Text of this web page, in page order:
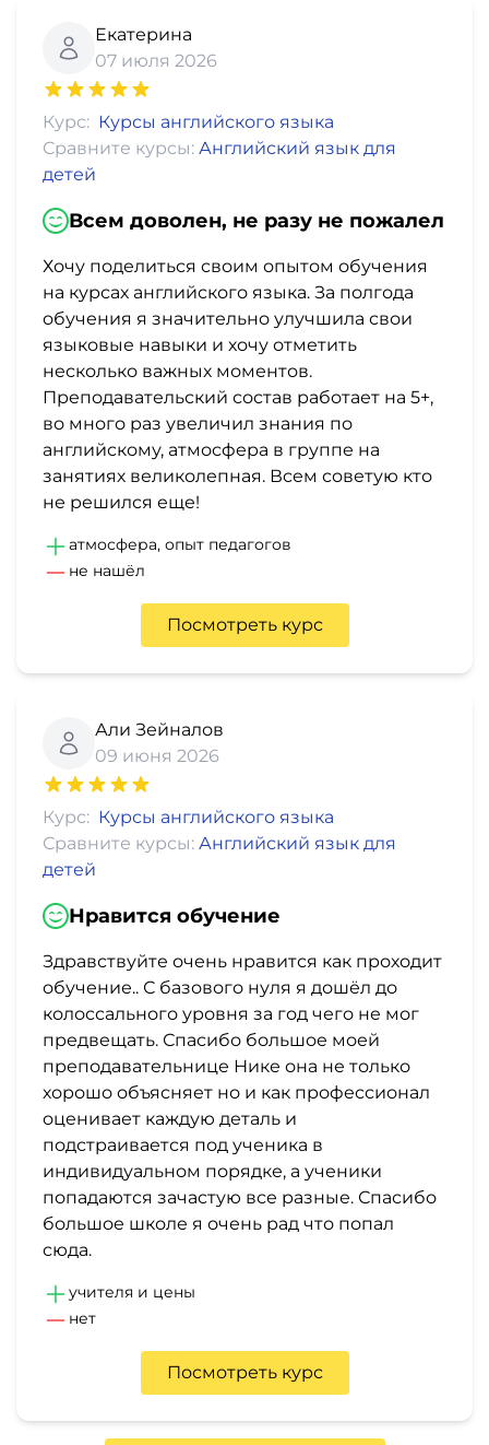
Екатерина
07 июля 2026
Курс: Курсы английского языка
Сравните курсы: Английский язык для
детей
Всем доволен, не разу не пожалел
Хочу поделиться своим опытом обучения
на курсах английского языка. За полгода
обучения я значительно улучшила свои
языковые навыки и хочу отметить
несколько важных моментов.
Преподавательский состав работает на 5+,
во много раз увеличил знания по
английскому, атмосфера в группе на
занятиях великолепная. Всем советую кто
не решился еще!
атмосфера, опыт педагогов
не нашёл
Посмотреть курс
Али Зейналов
09 июня 2026
Курс: Курсы английского языка
Сравните курсы: Английский язык для
детей
Нравится обучение
Здравствуйте очень нравится как проходит
обучение.. С базового нуля я дошёл до
колоссального уровня за год чего не мог
предвещать. Спасибо большое моей
преподавательнице Нике она не только
хорошо объясняет но и как профессионал
оценивает каждую деталь и
подстраивается под ученика в
индивидуальном порядке, а ученики
попадаются зачастую все разные. Спасибо
большое школе я очень рад что попал
сюда.
учителя и цены
нет
Посмотреть курс